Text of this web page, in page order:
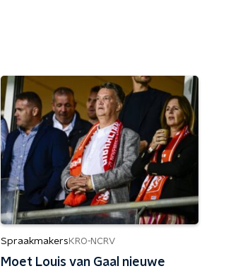
Spraakmakers KRO-NCRV
Moet Louis van Gaal nieuwe